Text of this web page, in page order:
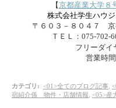
【京都産業大学８
株式会社学生ハウ
〒６０３－８０４７ 京
ＴＥＬ：075-
フリーダイ
営業時
カテゴリ : <01>全てのブログ記事,
宿紹介係 物件・店舗情報
<05>産